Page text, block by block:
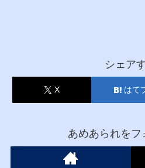
シェア
X はて
あめあられをフ